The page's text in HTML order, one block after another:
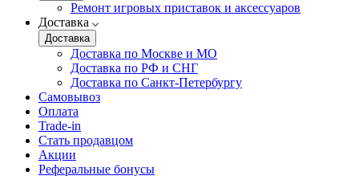
Ремонт игровых приставок и аксессуаров
Доставка
Доставка
Доставка по Москве и МО
Доставка по РФ и СНГ
Доставка по Санкт-Петербургу
Самовывоз
Оплата
Trade-in
Стать продавцом
Акции
Реферальные бонусы